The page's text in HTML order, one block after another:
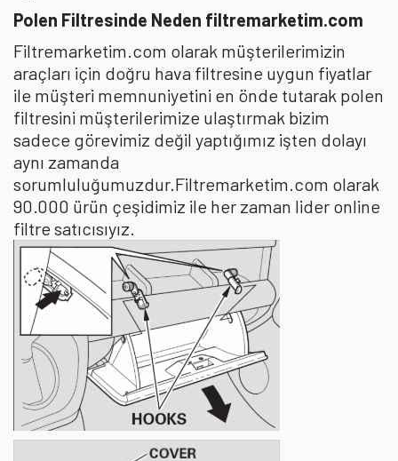
Polen Filtresinde Neden filtremarketim.com
Filtremarketim.com olarak müşterilerimizin
araçları için doğru hava filtresine uygun fiyatlar
ile müşteri memnuniyetini en önde tutarak polen
filtresini müşterilerimize ulaştırmak bizim
sadece görevimiz değil yaptığımız işten dolayı
aynı zamanda
sorumluluğumuzdur.Filtremarketim.com olarak
90.000 ürün çeşidimiz ile her zaman lider online
filtre satıcısıyız.